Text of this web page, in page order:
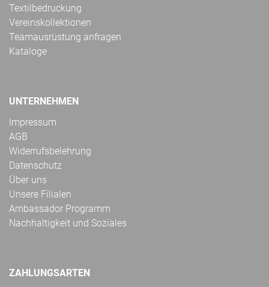
Textilbedruckung
Vereinskollektionen
Teamausrüstung anfragen
Kataloge
UNTERNEHMEN
Impressum
AGB
Widerrufsbelehrung
Datenschutz
Über uns
Unsere Filialen
Ambassador Programm
Nachhaltigkeit und Soziales
ZAHLUNGSARTEN